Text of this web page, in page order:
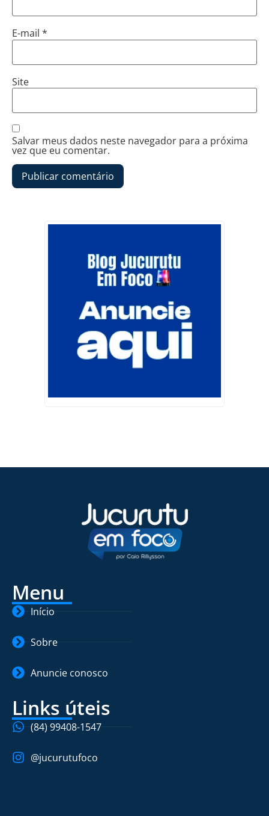
E-mail *
Site
Salvar meus dados neste navegador para a próxima
vez que eu comentar.
Menu
Início
Sobre
Anuncie conosco
Links úteis
(84) 99408-1547
@jucurutufoco